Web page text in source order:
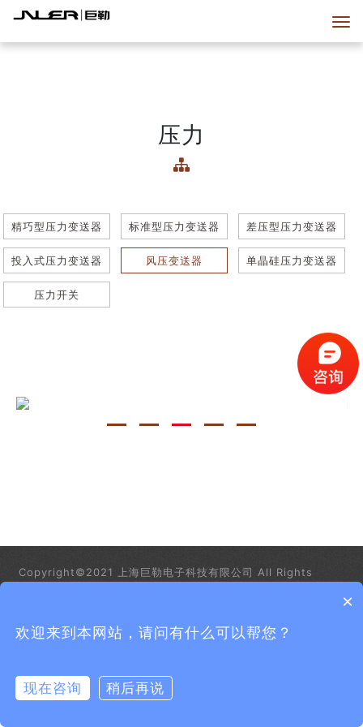
压力
精巧型压力变送器 标准型压力变送器 差压型压力变送器
投入式压力变送器 风压变送器 单晶硅压力变送器
压力开关
Copyright©2021 上海巨勒电子科技有限公司 All Rights
×
欢迎来到本网站，请问有什么可以帮您？
现在咨询
稍后再说
在线咨询